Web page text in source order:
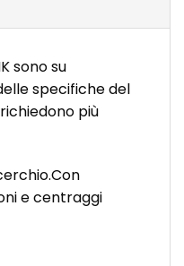
sono su
specifiche del
più
e centraggi